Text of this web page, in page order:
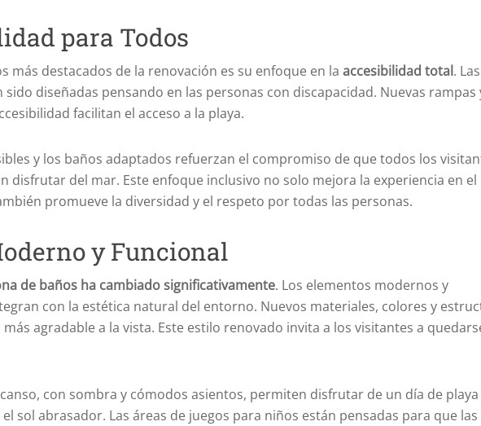
para Todos
más destacados de la renovación es su enfoque en la accesibilidad total. Las
sido diseñadas pensando en las personas con discapacidad. Nuevas rampas
facilitan el acceso a la playa.
y los baños adaptados refuerzan el compromiso de que todos los
disfrutar del mar. Este enfoque inclusivo no solo mejora la experiencia en el
promueve la diversidad y el respeto por todas las personas.
y Funcional
de baños ha cambiado significativamente. Los elementos modernos y
con la estética natural del entorno. Nuevos materiales, colores y
agradable a la vista. Este estilo renovado invita a los visitantes a
con sombra y cómodos asientos, permiten disfrutar de un día de playa
sol abrasador. Las áreas de juegos para niños están pensadas para que las